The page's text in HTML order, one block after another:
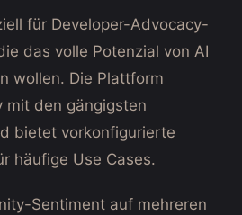
für Developer-Advocacy-
das volle Potenzial von AI
wollen. Die Plattform
mit den gängigsten
bietet vorkonfigurierte
häufige Use Cases.
Sentiment auf mehreren